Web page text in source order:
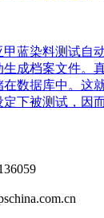
蓝染料测试自
在数据库中。这
定下被测试，因
浦区城中西路